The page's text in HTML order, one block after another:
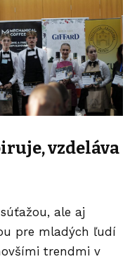
vzdeláva
ale aj
pre mladých ľudí
trendmi v